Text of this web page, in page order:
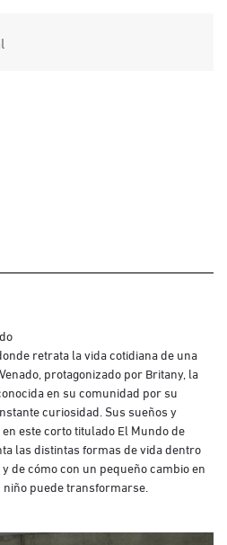
retrata la vida cotidiana de una
protagonizado por Britany, la
en su comunidad por su
curiosidad. Sus sueños y
este corto titulado El Mundo de
las distintas formas de vida dentro
de cómo con un pequeño cambio en
puede transformarse.